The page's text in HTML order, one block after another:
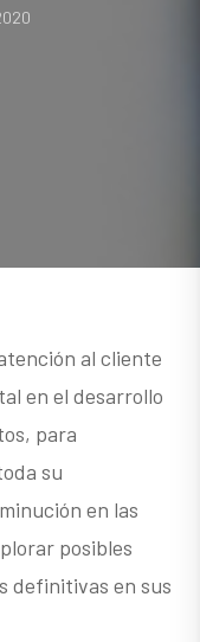
al cliente
en el desarrollo
para
su
en las
posibles
definitivas en sus